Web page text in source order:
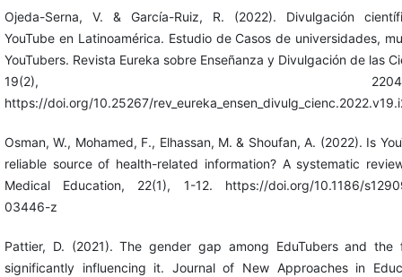
Ojeda-Serna, V. & García-Ruiz, R. (2022). Divulgación
YouTube en Latinoamérica. Estudio de Casos de universidades,
YouTubers. Revista Eureka sobre Enseñanza y Divulgación de las
19(2), 2204-
https://doi.org/10.25267/
Osman, W., Mohamed, F., Elhassan, M. & Shoufan, A. (2022). Is
reliable source of health-related information? A systematic
Medical Education, 22(1), 1-12. https://doi.org/10.1186/
03446-z
Pattier, D. (2021). The gender gap among EduTubers and the
significantly influencing it. Journal of New Approaches in